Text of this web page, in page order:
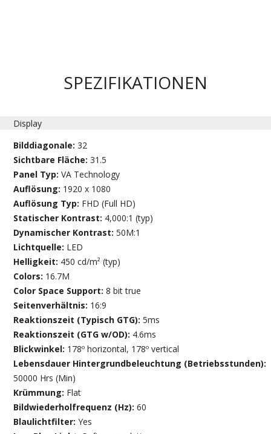
SPEZIFIKATIONEN
Display
Bilddiagonale:32
Sichtbare Fläche:31.5
Panel Typ:VA Technology
Auflösung: 1920 x 1080
Auflösung Typ: FHD (Full HD)
Statischer Kontrast: 4,000:1 (typ)
Dynamischer Kontrast:50M:1
Lichtquelle: LED
Helligkeit: 450 cd/m² (typ)
Colors: 16.7M
Color Space Support:8 bit true
Seitenverhältnis: 16:9
Reaktionszeit (Typisch GTG):5ms
Reaktionszeit (GTG w/OD): 4.6ms
Blickwinkel: 178º horizontal, 178º vertical
Lebensdauer Hintergrundbeleuchtung (Betriebsstunden):
50000 Hrs (Min)
Krümmung: Flat
Bildwiederholfrequenz (Hz):60
Blaulichtfilter:Yes